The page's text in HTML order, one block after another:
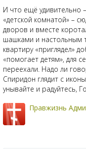
И что ещё удивительно
«детской комнатой» –
дворов и вместе
шашками и настольным
квартиру «приглядел»
«помогает детям», для
переехали. Надо ли
Спиридон глядит с
унывайте и радуйтесь,
Правжизнь